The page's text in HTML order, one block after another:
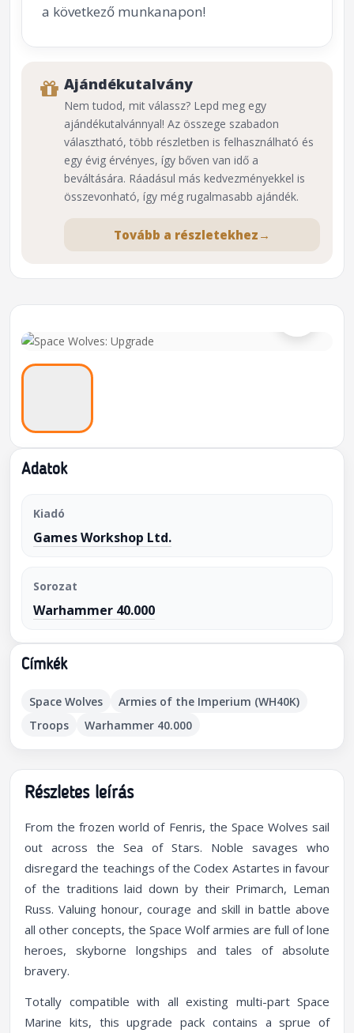
⌕
Adatok
Kiadó
Games Workshop Ltd.
Sorozat
Warhammer 40.000
Címkék
Space Wolves
Armies of the Imperium (WH40K)
Troops
Warhammer 40.000
a következő munkanapon!
Ajándékutalvány
Nem tudod, mit válassz? Lepd meg egy
ajándékutalvánnyal! Az összege szabadon
választható, több részletben is felhasználható és
egy évig érvényes, így bőven van idő a
beváltására. Ráadásul más kedvezményekkel is
összevonható, így még rugalmasabb ajándék.
Tovább a részletekhez →
Részletes leírás
From the frozen world of Fenris, the Space Wolves sail
out across the Sea of Stars. Noble savages who
disregard the teachings of the Codex Astartes in favour
of the traditions laid down by their Primarch, Leman
Russ. Valuing honour, courage and skill in battle above
all other concepts, the Space Wolf armies are full of lone
heroes, skyborne longships and tales of absolute
bravery.
Totally compatible with all existing multi-part Space
Marine kits, this upgrade pack contains a sprue of